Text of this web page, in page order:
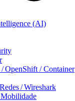
(AI)
/ OpenShift / Container
/ Wireshark